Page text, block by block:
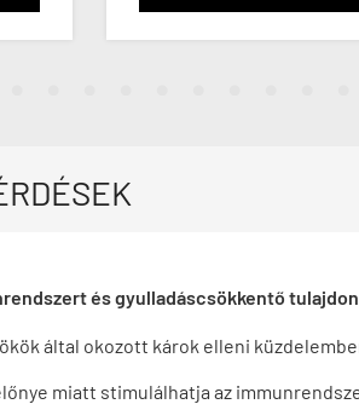
és gyulladáscsökkentő
által okozott károk elleni
miatt stimulálhatja az